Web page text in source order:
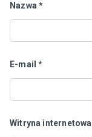
Nazwa*
E-mail*
Witryna internetowa